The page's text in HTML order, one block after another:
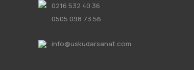
0216 532 40 36
0505 098 73 56
info@uskudarsanat.com